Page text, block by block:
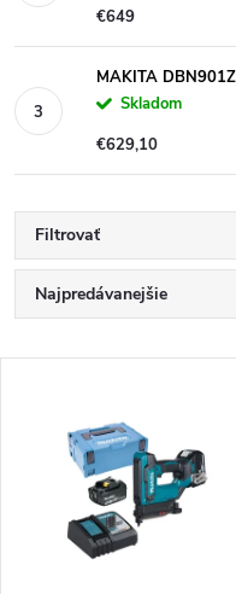
€649
MAKITA
Skladom
€629,10
Filtrovať
R
a
Najpredávanejšie
Abecedne